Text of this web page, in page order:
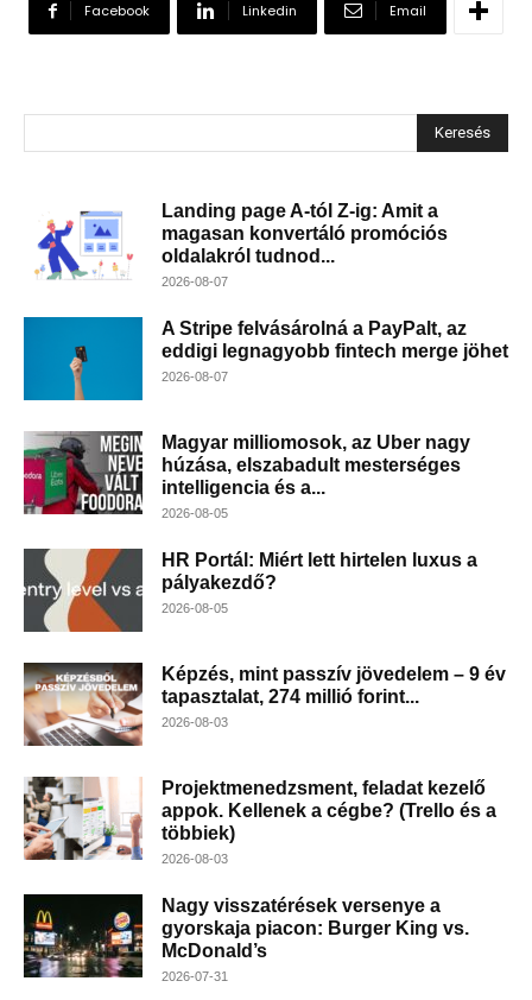
Facebook Linkedin Email
Keresés
Landing page A-tól Z-ig: Amit a
magasan konvertáló promóciós
oldalakról tudnod...
2026-08-07
A Stripe felvásárolná a PayPalt, az
eddigi legnagyobb fintech merge jöhet
2026-08-07
Magyar milliomosok, az Uber nagy
húzása, elszabadult mesterséges
intelligencia és a...
2026-08-05
HR Portál: Miért lett hirtelen luxus a
pályakezdő?
2026-08-05
Képzés, mint passzív jövedelem – 9 év
tapasztalat, 274 millió forint...
2026-08-03
Projektmenedzsment, feladat kezelő
appok. Kellenek a cégbe? (Trello és a
többiek)
2026-08-03
Nagy visszatérések versenye a
gyorskaja piacon: Burger King vs.
McDonald’s
2026-07-31